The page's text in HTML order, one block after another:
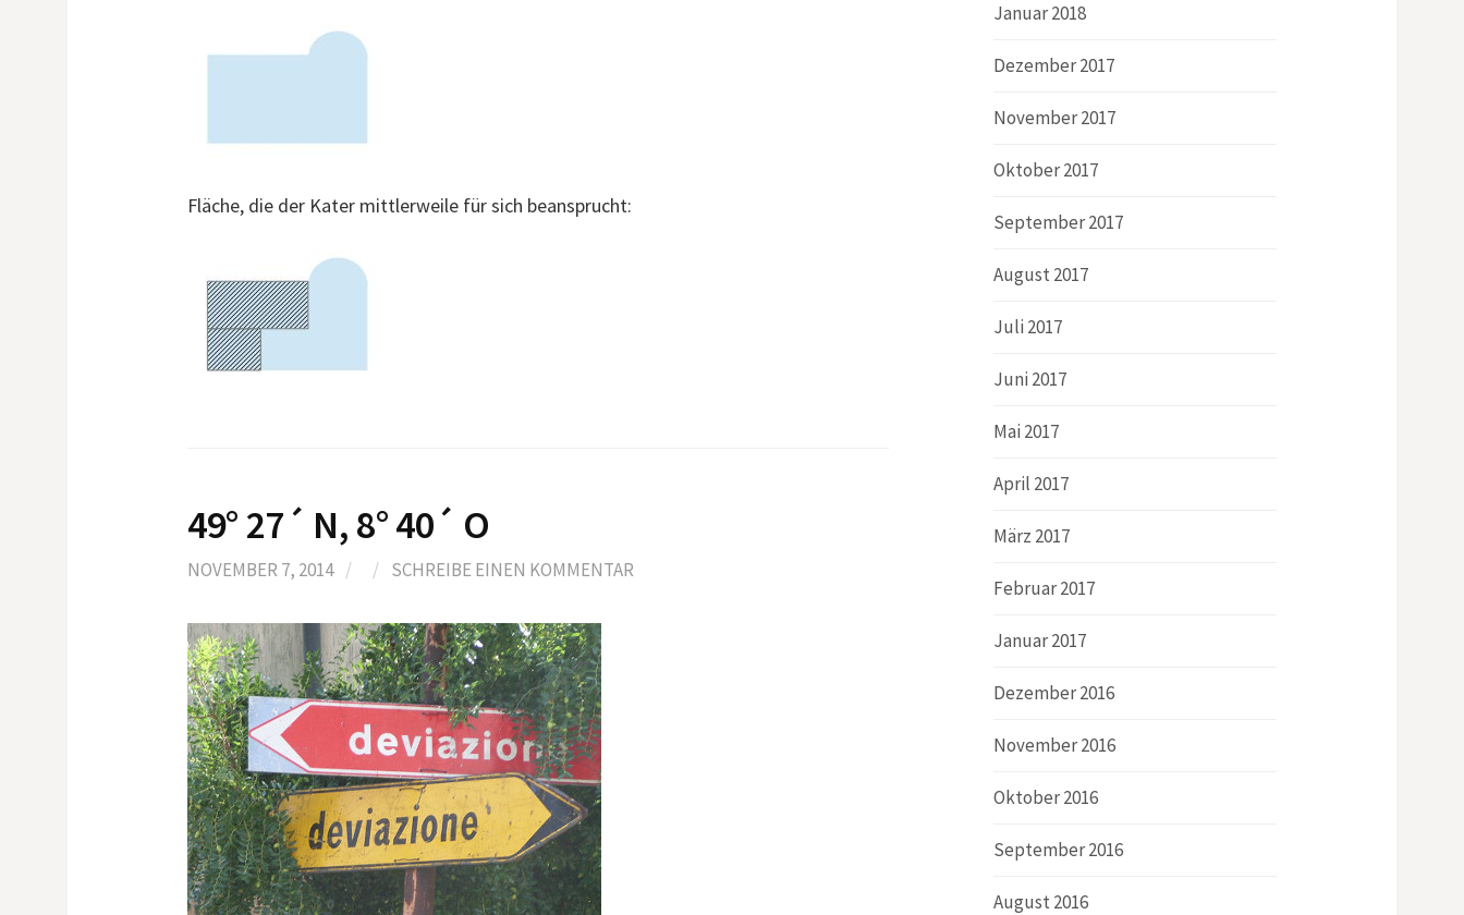
Fläche, die der Kater mittlerweile für sich beansprucht:
49° 27´ N, 8° 40´ O
NOVEMBER 7, 2014 / / SCHREIBE EINEN KOMMENTAR
Januar 2018
Dezember 2017
November 2017
Oktober 2017
September 2017
August 2017
Juli 2017
Juni 2017
Mai 2017
April 2017
März 2017
Februar 2017
Januar 2017
Dezember 2016
November 2016
Oktober 2016
September 2016
August 2016